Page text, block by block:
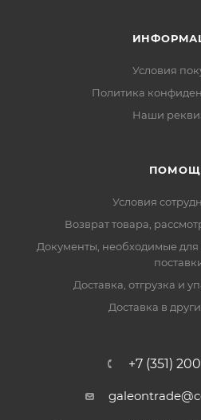
Условия
Политика
Наши
Условия
Возврат товара,
Документы, необходимые
Доставка, отгрузка и
Доставка в
+7 (351)